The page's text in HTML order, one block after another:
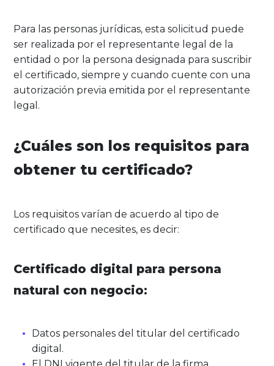
Para las personas jurídicas, esta solicitud puede
ser realizada por el representante legal de la
entidad o por la persona designada para suscribir
el certificado, siempre y cuando cuente con una
autorización previa emitida por el representante
legal.
¿Cuáles son los requisitos para
obtener tu certificado?
Los requisitos varían de acuerdo al tipo de
certificado que necesites, es decir:
Certificado digital para persona
natural con negocio:
Datos personales del titular del certificado
digital.